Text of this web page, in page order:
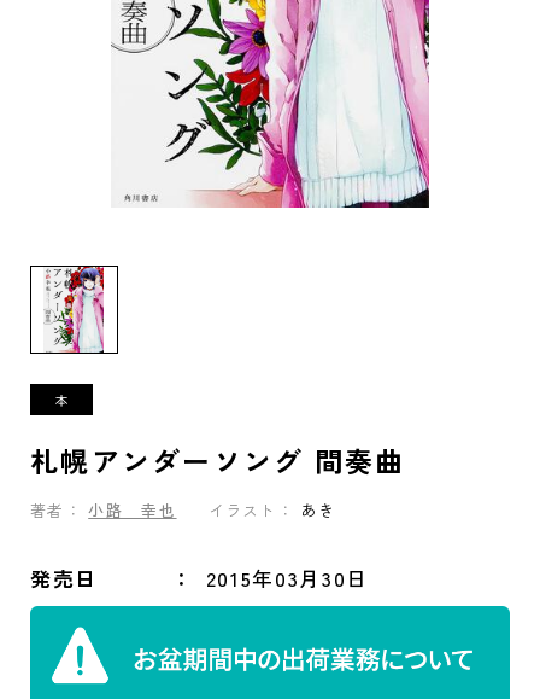
札幌アンダーソング 間奏曲
著者： 小路 幸也 イラスト： あき
発売日 2015年03月30日